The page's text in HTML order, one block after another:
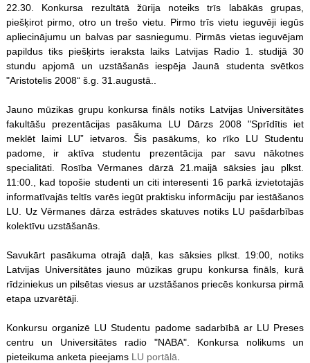
22.30. Konkursa rezultātā žūrija noteiks trīs labākās grupas,
piešķirot pirmo, otro un trešo vietu. Pirmo trīs vietu ieguvēji iegūs
apliecinājumu un balvas par sasniegumu. Pirmās vietas ieguvējam
papildus tiks piešķirts ieraksta laiks Latvijas Radio 1. studijā 30
stundu apjomā un uzstāšanās iespēja Jaunā studenta svētkos
"Aristotelis 2008“ š.g. 31.augustā..
Jauno mūzikas grupu konkursa fināls notiks Latvijas Universitātes
fakultāšu prezentācijas pasākuma LU Dārzs 2008 "Sprīdītis iet
meklēt laimi LU” ietvaros. Šis pasākums, ko rīko LU Studentu
padome, ir aktīva studentu prezentācija par savu nākotnes
specialitāti. Rosība Vērmanes dārzā 21.maijā sāksies jau plkst.
11:00., kad topošie studenti un citi interesenti 16 parkā izvietotajās
informatīvajās teltīs varēs iegūt praktisku informāciju par iestāšanos
LU. Uz Vērmanes dārza estrādes skatuves notiks LU pašdarbības
kolektīvu uzstāšanās.
Savukārt pasākuma otrajā daļā, kas sāksies plkst. 19:00, notiks
Latvijas Universitātes jauno mūzikas grupu konkursa fināls, kurā
rīdziniekus un pilsētas viesus ar uzstāšanos priecēs konkursa pirmā
etapa uzvarētāji.
Konkursu organizē LU Studentu padome sadarbībā ar LU Preses
centru un Universitātes radio "NABA". Konkursa nolikums un
pieteikuma anketa pieejams LU portālā